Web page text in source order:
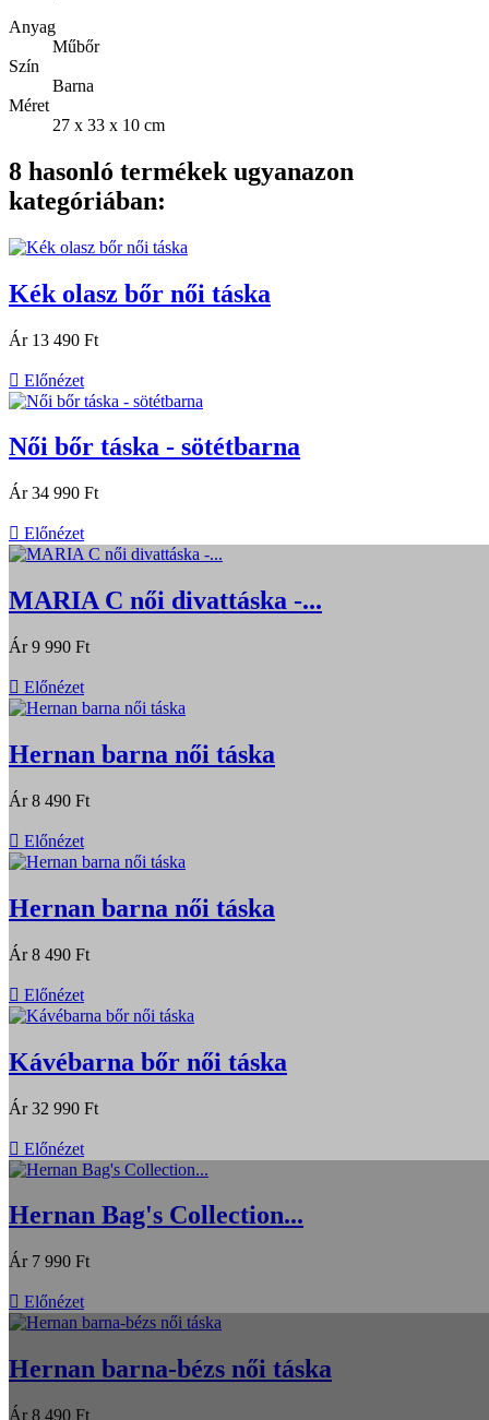
Anyag
Műbőr
Szín
Barna
Méret
27 x 33 x 10 cm
8 hasonló termékek ugyanazon
kategóriában:
Kék olasz bőr női táska
Ár 13 490 Ft
 Előnézet
Női bőr táska - sötétbarna
Ár 34 990 Ft
 Előnézet
MARIA C női divattáska -...
Ár 9 990 Ft
 Előnézet
Hernan barna női táska
Ár 8 490 Ft
 Előnézet
Hernan barna női táska
Ár 8 490 Ft
 Előnézet
Kávébarna bőr női táska
Ár 32 990 Ft
 Előnézet
Hernan Bag's Collection...
Ár 7 990 Ft
 Előnézet
Hernan barna-bézs női táska
Ár 8 490 Ft